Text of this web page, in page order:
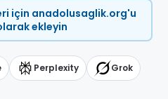
için anadolusaglik.org'u
ekleyin
Perplexity Grok